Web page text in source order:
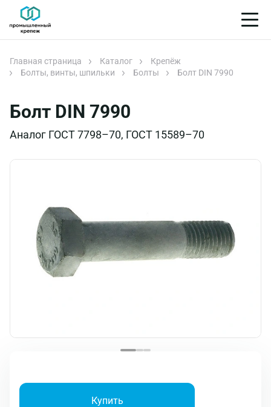
Главная страница Каталог
Крепёж
Болты, винты, шпильки
Болты Болт DIN 7990
Болт DIN 7990
Аналог ГОСТ 7798–70, ГОСТ 15589–70
Купить